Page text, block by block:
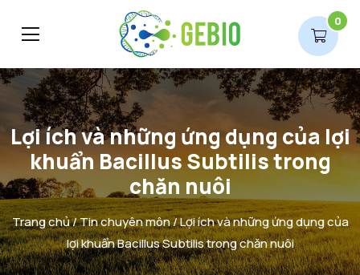
0
Lợi ích và những ứng dụng của lợi
khuẩn Bacillus Subtilis trong
chăn nuôi
Trang chủ/Tin chuyên môn/ Lợi ích và những ứng dụng của
lợi khuẩn Bacillus Subtilis trong chăn nuôi